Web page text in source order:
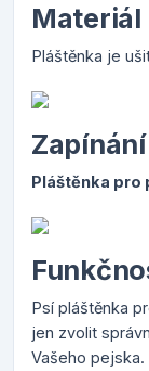
Materiál
Pláštěnka je
Zapínání
Pláštěnka pro
Psí pláštěnka
jen zvolit
Vašeho